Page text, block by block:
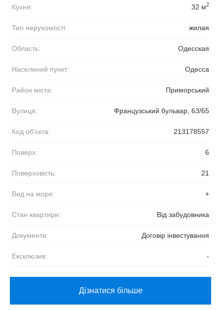
Кухня: 32 м2
Тип нерухомості: жилая
Область: Одесская
Населений пункт: Одесса
Район міста: Приморський
Вулиця: Французський бульвар, 63/65
Код об'єкта: 213178557
Поверх: 6
Поверховість: 21
Вид на море: +
Стан квартири: Від забудовника
Документи: Договір інвестування
Ексклюзив: -
Дізнатися більше